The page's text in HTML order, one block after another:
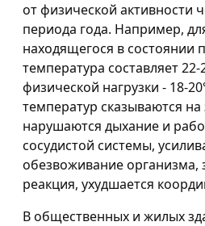
от физической активности
периода года. Например,
находящегося в состоянии
температура составляет
физической нагрузки - 18-
температур сказываются
нарушаются дыхание и
сосудистой системы,
обезвоживание организма,
реакция, ухудшается
В общественных и жилых